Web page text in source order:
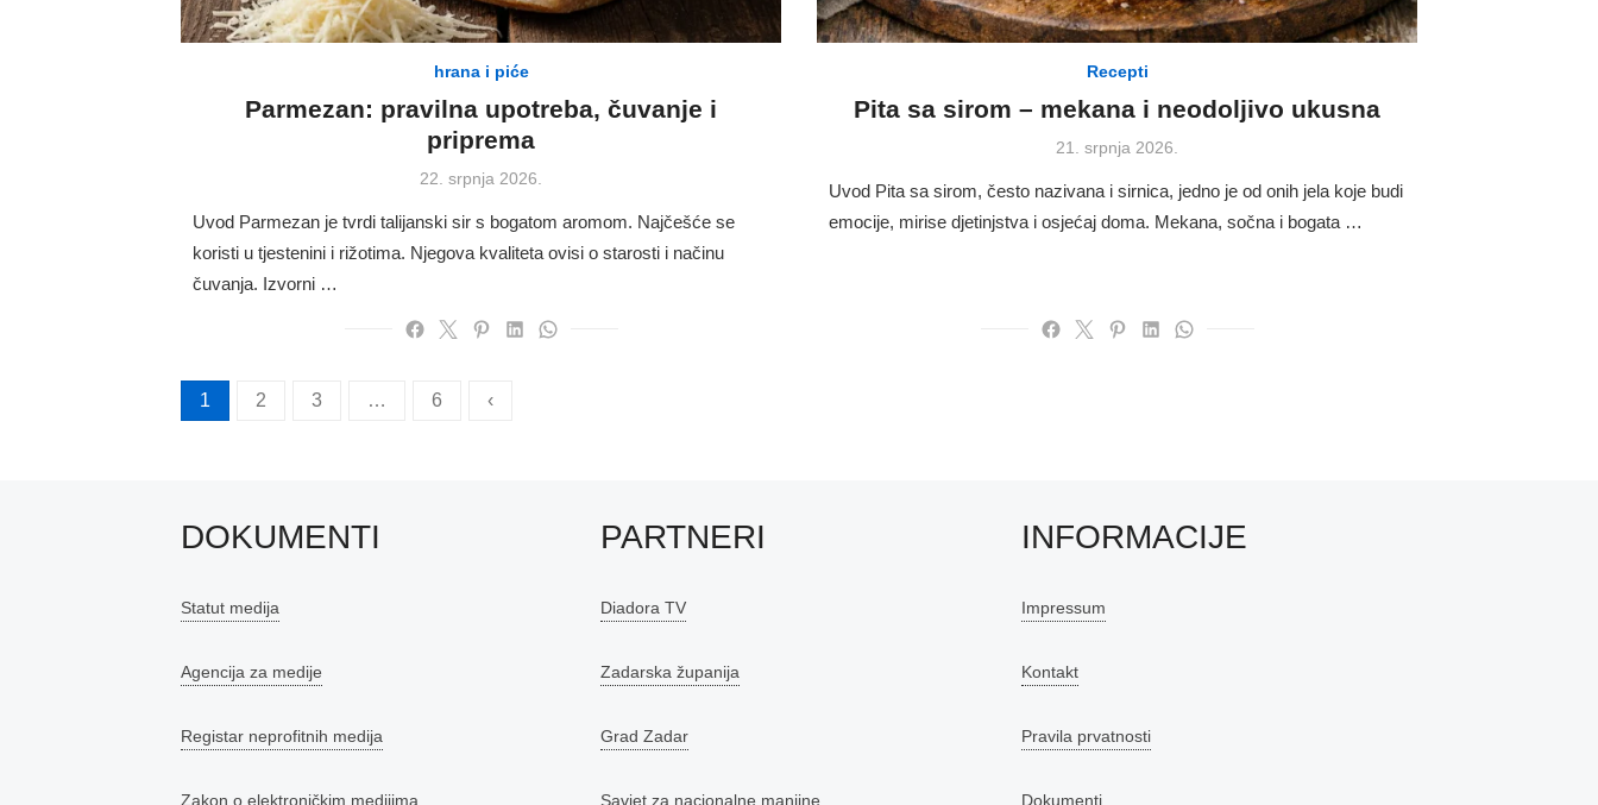
hrana i piće
Parmezan: pravilna upotreba, čuvanje i
priprema
Posted
22. srpnja 2026.
Uvod Parmezan je tvrdi talijanski sir s bogatom aromom. Najčešće se
koristi u tjestenini i rižotima. Njegova kvaliteta ovisi o starosti i načinu
čuvanja. Izvorni …
Recepti
Pita sa sirom – mekana i neodoljivo ukusna
Posted
21. srpnja 2026.
Uvod Pita sa sirom, često nazivana i sirnica, jedno je od onih jela koje budi
emocije, mirise djetinjstva i osjećaj doma. Mekana, sočna i bogata …
Brojevi
1 2 3 … 6 ‹
DOKUMENTI
Statut medija
Agencija za medije
Registar neprofitnih medija
Zakon o elektroničkim medijima
PARTNERI
Diadora TV
Zadarska županija
Grad Zadar
Savjet za nacionalne manjine
INFORMACIJE
Impressum
Kontakt
Pravila prvatnosti
Dokumenti